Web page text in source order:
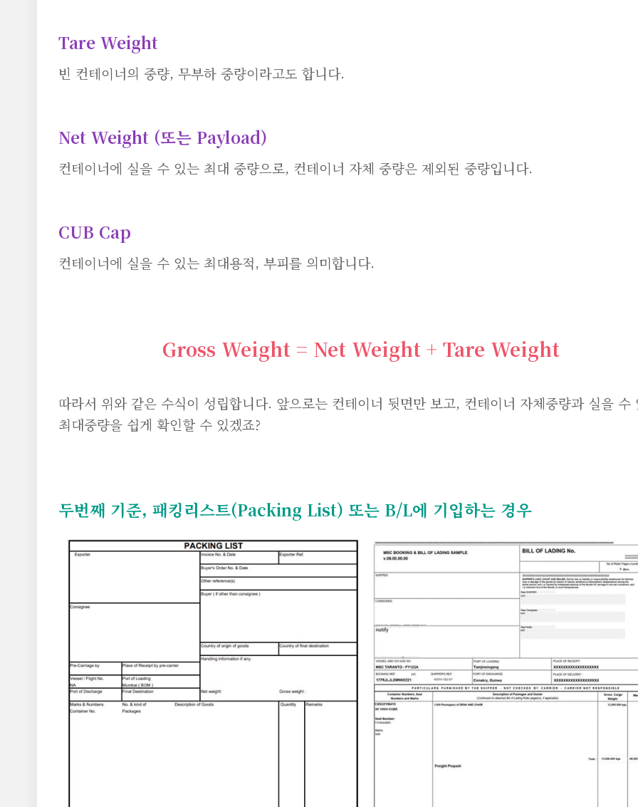
Tare Weight
빈 컨테이너의 중량, 무부하 중량이라고도 합니다.
Net Weight (또는 Payload)
컨테이너에 실을 수 있는 최대 중량으로, 컨테이너 자체 중량은 제외된 중량입니다.
CUB Cap
컨테이너에 실을 수 있는 최대용적, 부피를 의미합니다.
Gross Weight = Net Weight + Tare Weight
따라서 위와 같은 수식이 성립합니다. 앞으로는 컨테이너 뒷면만 보고, 컨테이너 자체중량과 실을 수
최대중량을 쉽게 확인할 수 있겠죠?
두번째 기준, 패킹리스트(Packing List) 또는 B/L에 기입하는 경우